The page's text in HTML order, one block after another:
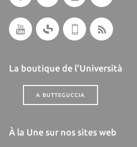
La boutique de l'Università
A BUTTEGUCCIA
À la Une sur nos sites web